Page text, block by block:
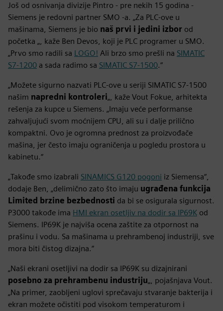
Još od osnivanja divizije Pintro - pre nekih 15 godina -
Siemens je redovni partner SMO -a. „Za PLC-ove u
mašinama, Siemens je bio naš prvi i jedini izbor od
početka „, kaže Ben Devos, koji je PLC programer u SMO.
„Prvo smo radili sa LOGO! Ali brzo smo prešli na SIMATIC
S7-1200 a sada radimo sa SIMATIC S7-1500.“
„Možete sigurno nazvati PLC-ove u seriji SIMATIC S7-1500
našim napredni kontroleri„, kaže Vout Fokue, arhitekta
rešenja za kupce u Siemens. „Imaju veće performanse
zahvaljujući svom moćnijem CPU, ali su i dalje prilično
kompaktni. Ovo je ogromna prednost za proizvođače
mašina, jer često imaju ograničenja u pogledu prostora u
kabinetu.“
„Takođe smo izabrali SINAMICS G120 pogoni iz Siemensa“,
dodaje Ben, „delimično zato što imaju ugrađena funkcija
Limited brzine bezbednosti da bi se osigurala sigurnost.
P3000 takođe ima HMI ekran osetljiv na dodir sa IP69K od
Siemens. IP69K je najviša ocena zaštite za otpornost na
prašinu i vodu. Sa mašinama u prehrambenoj industriji, sve
mora biti čistog dizajna.“
„Naši ekrani osetljivi na dodir sa IP69K su dizajnirani
posebno za prehrambenu industriju„, pojašnjava Vout.
„Na primer, zaobljeni uglovi sprečavaju stvaranje bakterija i
ekran možete očistiti pod visokom temperaturom i